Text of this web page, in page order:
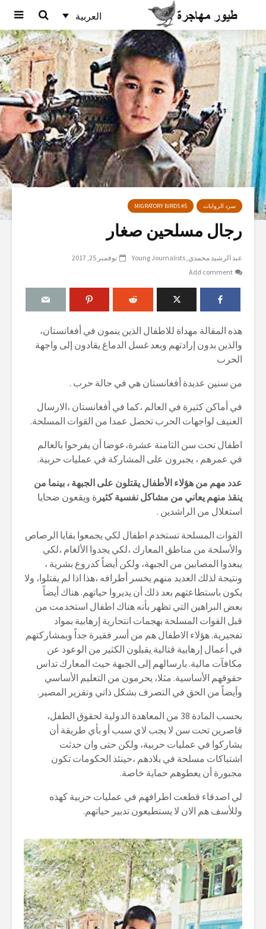
العربية
سرد الروايات MIGRATORY BIRDS #5
رجال مسلحين صغار
عبد الرشيد محمدي Young Journalists
نوفمبر 25, 2017
Add comment
هذه المقالة مهداة للاطفال الذين ينمون في أفغانستان،
والذين بدون إرادتهم وبعد غسل الدماغ يقادون إلى واجهة
الحرب
من سنين عديدة أفغانستان هي في حالة حرب .
في أماكن كثيرة في العالم ،كما في أفغانستان ،الارسال
العنيف لواجهات الحرب تحصل عمدا من القوات المسلحة.
اطفال تحت سن الثامنة عشرة،عوضا أن يفرحوا بالعالم
في عمرهم ، يجبرون على المشاركة في عمليات حربية.
عدد مهم من هؤلاء الأطفال يقتلون على الجبهة ، بينما من
ينقذ منهم يعاني من مشاكل نفسية كثير ة ويقعون ضحايا
استغلال من الراشدين .
القوات المسلحة تستخدم اطفال لكي يجمعوا بقايا الرصاص
والأسلحة من مناطق المعارك ،لكي يجدوا الألغام ،لكي
يبعدوا المصابين من الجبهة، ولكن أيضاً كدروع بشرية ،
ونتيجة لذلك العديد منهم يخسر أطرافه ،هذا اذا لم يقتلوا، ولا
يكون باستطاعتهم بعد ذلك أن يديروا حياتهم. هناك أيضاً
بعض البراهين التي تظهر بأنه هناك اطفال استخدمت من
قبل القوات المسلحة بهجمات انتحارية إرهابية بمواد
تفجيرية. هؤلاء الاطفال هم من أسر فقيرة جداً وبمشاركتهم
في أعمال إرهابية قتالية يقبلون الكثير من الوعود عن
مكافآت مالية. بارسالهم إلى الجبهة حيث المعارك تداس
حقوقهم الأساسية. مثلا، يحرمون من التعليم الأساسي
وأيضاً من الحق في التصرف بشكل ذاتي وتقرير المصير.
بحسب المادة 38 من المعاهدة الدولية لحقوق الطفل،
قاصرين تحت سن لا يجب لاي سبب أو بأي طريقة أن
يشاركوا في عمليات حربية، ولكن حتى وان حدثت
اشتباكات مسلحة في بلادهم ،حينئذ الحكومات تكون
مجبورة أن يعطوهم حماية خاصة.
لي اصدقاء قطعت اطرافهم في عمليات حربية كهذه
وللأسف هم الان لا يستطيعون تدبير حياتهم.